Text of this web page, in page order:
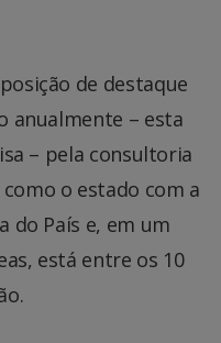
de destaque
anualmente – esta
– pela consultoria
o estado com a
País e, em um
está entre os 10